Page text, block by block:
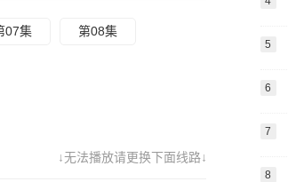
07集 第08集
↓无法播放请更换下面线路↓
5
6
7
8